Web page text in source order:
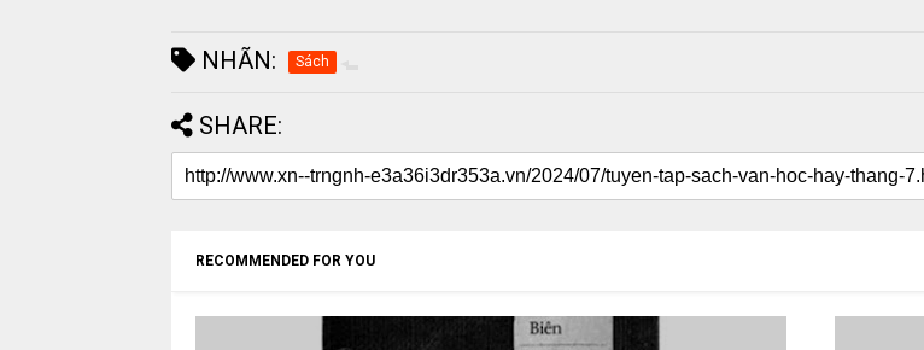
NHÃN: Sách
SHARE:
RECOMMENDED FOR YOU